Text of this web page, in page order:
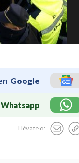
Google
Whatsapp
Llévatelo: